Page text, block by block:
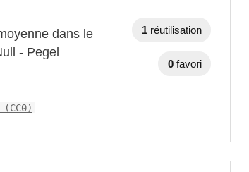
dans le
- Pegel
1 réutilisation
0 favori